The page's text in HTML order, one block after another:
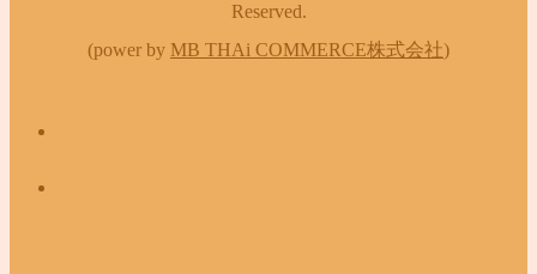
Reserved.
(power by MB THAi COMMERCE株式会社)